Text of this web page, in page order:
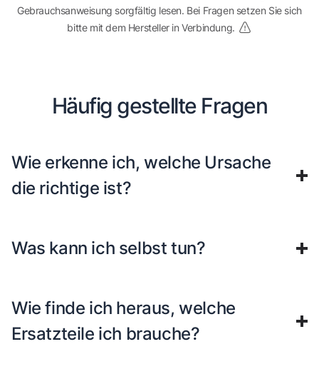
Gebrauchsanweisung sorgfältig lesen. Bei Fragen setzen Sie sich
bitte mit dem Hersteller in Verbindung.
Häufig gestellte Fragen
Wie erkenne ich, welche Ursache
die richtige ist?
Was kann ich selbst tun?
Wie finde ich heraus, welche
Ersatzteile ich brauche?